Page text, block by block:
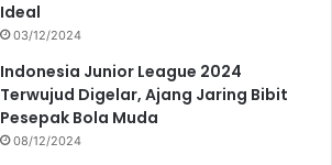
Ideal
03/12/2024
Indonesia Junior League 2024
Terwujud Digelar, Ajang Jaring Bibit
Pesepak Bola Muda
08/12/2024